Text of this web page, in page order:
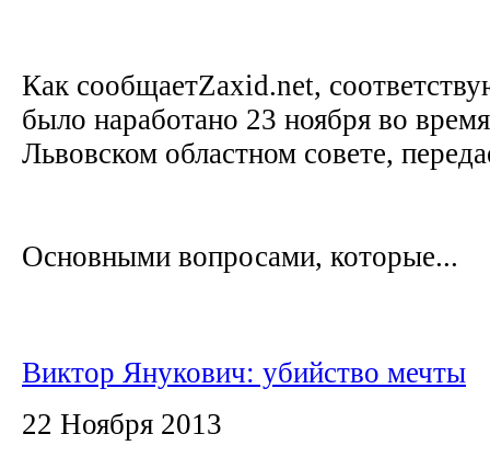
Как сообщаетZaxid.net,
было наработано 23 ноября во
Львовском областном совете,
Основными вопросами, которые...
Виктор Янукович: убийство мечты
22 Ноября 2013